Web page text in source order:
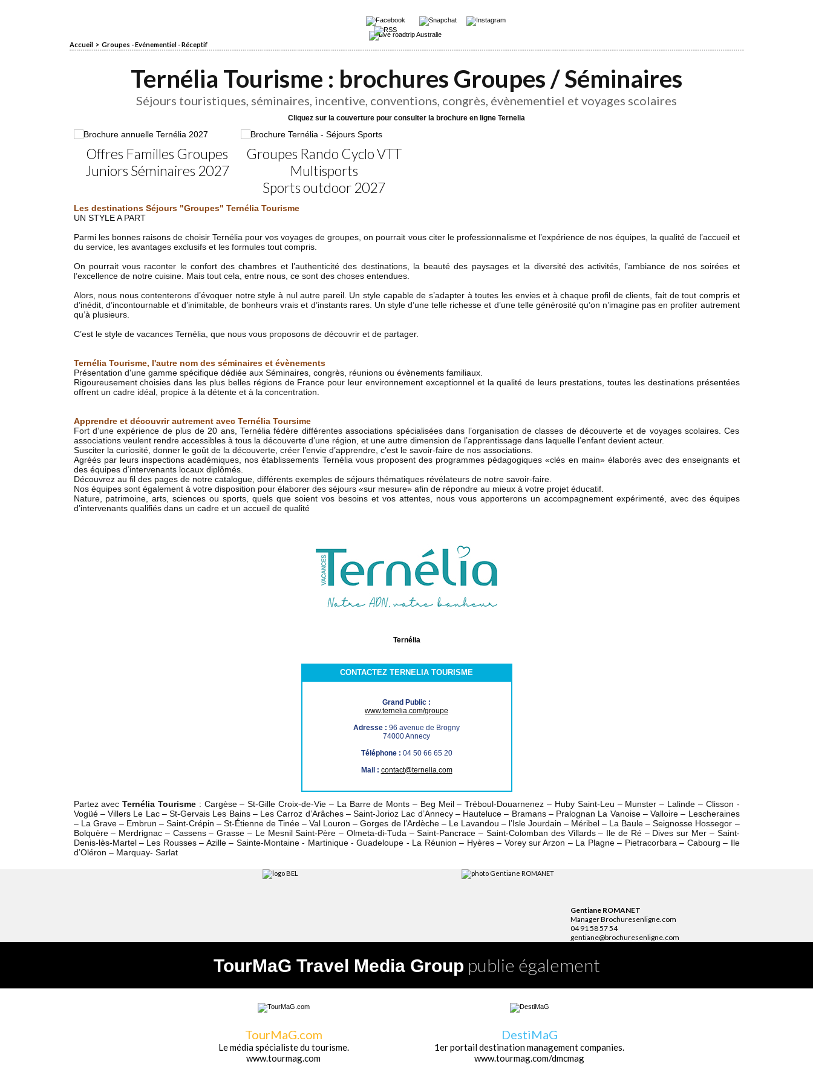
Accueil > Groupes - Evénementiel - Réceptif
Ternélia Tourisme : brochures Groupes / Séminaires
Séjours touristiques, séminaires, incentive, conventions, congrès, évènementiel et voyages scolaires
Cliquez sur la couverture pour consulter la brochure en ligne Ternelia
Offres Familles Groupes
Juniors Séminaires 2027
Groupes Rando Cyclo VTT
Multisports
Sports outdoor 2027
Les destinations Séjours "Groupes" Ternélia Tourisme
UN STYLE A PART
Parmi les bonnes raisons de choisir Ternélia pour vos voyages de groupes, on pourrait vous citer le professionnalisme et l’expérience de nos équipes, la qualité de l’accueil et
du service, les avantages exclusifs et les formules tout compris.
On pourrait vous raconter le confort des chambres et l’authenticité des destinations, la beauté des paysages et la diversité des activités, l’ambiance de nos soirées et
l’excellence de notre cuisine. Mais tout cela, entre nous, ce sont des choses entendues.
Alors, nous nous contenterons d’évoquer notre style à nul autre pareil. Un style capable de s’adapter à toutes les envies et à chaque profil de clients, fait de tout compris et
d’inédit, d’incontournable et d’inimitable, de bonheurs vrais et d’instants rares. Un style d’une telle richesse et d’une telle générosité qu’on n’imagine pas en profiter autrement
qu’à plusieurs.
C’est le style de vacances Ternélia, que nous vous proposons de découvrir et de partager.
Ternélia Tourisme, l'autre nom des séminaires et évènements
Présentation d'une gamme spécifique dédiée aux Séminaires, congrès, réunions ou évènements familiaux.
Rigoureusement choisies dans les plus belles régions de France pour leur environnement exceptionnel et la qualité de leurs prestations, toutes les destinations présentées
offrent un cadre idéal, propice à la détente et à la concentration.
Apprendre et découvrir autrement avec Ternélia Toursime
Fort d’une expérience de plus de 20 ans, Ternélia fédère différentes associations spécialisées dans l’organisation de classes de découverte et de voyages scolaires. Ces
associations veulent rendre accessibles à tous la découverte d’une région, et une autre dimension de l’apprentissage dans laquelle l’enfant devient acteur.
Susciter la curiosité, donner le goût de la découverte, créer l’envie d’apprendre, c’est le savoir-faire de nos associations.
Agréés par leurs inspections académiques, nos établissements Ternélia vous proposent des programmes pédagogiques «clés en main» élaborés avec des enseignants et
des équipes d’intervenants locaux diplômés.
Découvrez au fil des pages de notre catalogue, différents exemples de séjours thématiques révélateurs de notre savoir-faire.
Nos équipes sont également à votre disposition pour élaborer des séjours «sur mesure» afin de répondre au mieux à votre projet éducatif.
Nature, patrimoine, arts, sciences ou sports, quels que soient vos besoins et vos attentes, nous vous apporterons un accompagnement expérimenté, avec des équipes
d’intervenants qualifiés dans un cadre et un accueil de qualité
Ternélia
CONTACTEZ TERNELIA TOURISME
Grand Public :
www.ternelia.com/groupe
Adresse : 96 avenue de Brogny
74000 Annecy
Téléphone : 04 50 66 65 20
Mail : contact@ternelia.com
Partez avecTernélia Tourisme: Cargèse – St-Gille Croix-de-Vie – La Barre de Monts – Beg Meil – Tréboul-Douarnenez – Huby Saint-Leu – Munster – Lalinde – Clisson -
Vogüé – Villers Le Lac – St-Gervais Les Bains – Les Carroz d’Arâches – Saint-Jorioz Lac d’Annecy – Hauteluce – Bramans – Pralognan La Vanoise – Valloire – Lescheraines
– La Grave – Embrun – Saint-Crépin – St-Étienne de Tinée – Val Louron – Gorges de l’Ardèche – Le Lavandou – l’Isle Jourdain – Méribel – La Baule – Seignosse Hossegor –
Bolquère – Merdrignac – Cassens – Grasse – Le Mesnil Saint-Père – Olmeta-di-Tuda – Saint-Pancrace – Saint-Colomban des Villards – Ile de Ré – Dives sur Mer – Saint-
Denis-lès-Martel – Les Rousses – Azille – Sainte-Montaine - Martinique - Guadeloupe - La Réunion – Hyères – Vorey sur Arzon – La Plagne – Pietracorbara – Cabourg – Ile
d’Oléron – Marquay- Sarlat
Gentiane ROMANET
Manager Brochuresenligne.com
04 91 58 57 54
gentiane@brochuresenligne.com
TourMaG Travel Media Group publie également
TourMaG.com
Le média spécialiste du tourisme.
www.tourmag.com
DestiMaG
1er portail destination management companies.
www.tourmag.com/dmcmag